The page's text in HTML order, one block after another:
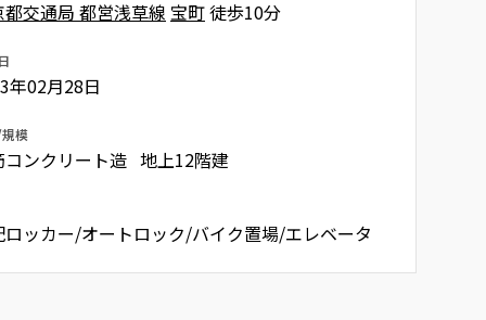
都交通局 都営浅草線 宝町徒歩10分
年02月28日
模
コンクリート造 地上12階建
ロッカー/オートロック/バイク置場/エレベータ